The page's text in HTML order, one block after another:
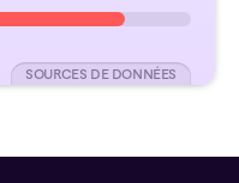
SOURCES DE DONNÉES